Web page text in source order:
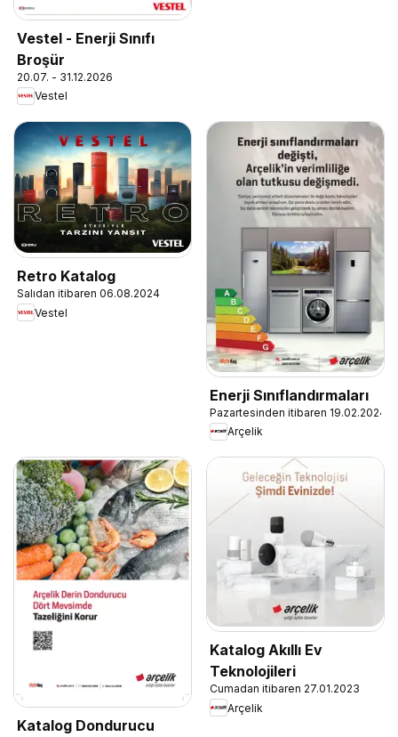
Vestel - Enerji Sınıfı
Broşür
20.07. - 31.12.2026
Vestel
Retro Katalog
Salıdan itibaren 06.08.2024
Vestel
Enerji Sınıflandırmaları
Pazartesinden itibaren 19.02.2024
Arçelik
Katalog Dondurucu
Katalog Akıllı Ev
Teknolojileri
Cumadan itibaren 27.01.2023
Arçelik